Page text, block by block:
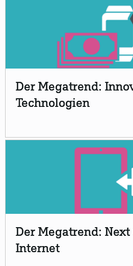
Der Megatrend:
Technologien
Der Megatrend:
Internet